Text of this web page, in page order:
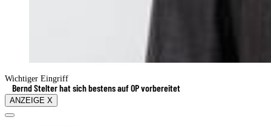
Wichtiger Eingriff
Bernd Stelter hat sich bestens auf OP vorbereitet
ANZEIGE X